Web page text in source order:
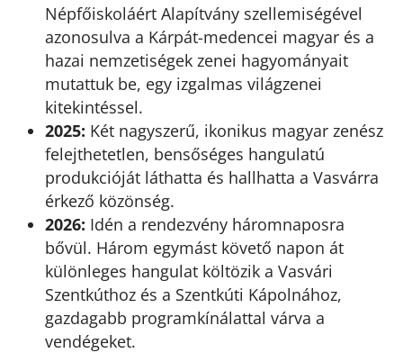
Népfőiskoláért Alapítvány szellemiségével
azonosulva a Kárpát-medencei magyar és a
hazai nemzetiségek zenei hagyományait
mutattuk be, egy izgalmas világzenei
kitekintéssel.
2025: Két nagyszerű, ikonikus magyar zenész
felejthetetlen, bensőséges hangulatú
produkcióját láthatta és hallhatta a Vasvárra
érkező közönség.
2026: Idén a rendezvény háromnaposra
bővül. Három egymást követő napon át
különleges hangulat költözik a Vasvári
Szentkúthoz és a Szentkúti Kápolnához,
gazdagabb programkínálattal várva a
vendégeket.